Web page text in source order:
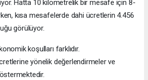
Hatta 10 kilometrelik bir mesafe için 8-
kısa mesafelerde dahi ücretlerin 4.456
görülüyor.
koşulları farklıdır.
yönelik değerlendirmeler ve